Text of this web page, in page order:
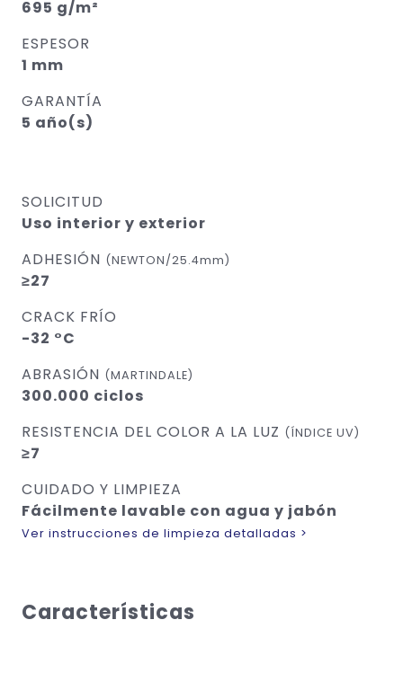
695 g/m²
ESPESOR
1 mm
GARANTÍA
5 año(s)
SOLICITUD
Uso interior y exterior
ADHESIÓN (NEWTON/25.4mm)
≥27
CRACK FRÍO
-32 °C
ABRASIÓN (MARTINDALE)
300.000 ciclos
RESISTENCIA DEL COLOR A LA LUZ (ÍNDICE UV)
≥7
CUIDADO Y LIMPIEZA
Fácilmente lavable con agua y jabón
Ver instrucciones de limpieza detalladas >
Características